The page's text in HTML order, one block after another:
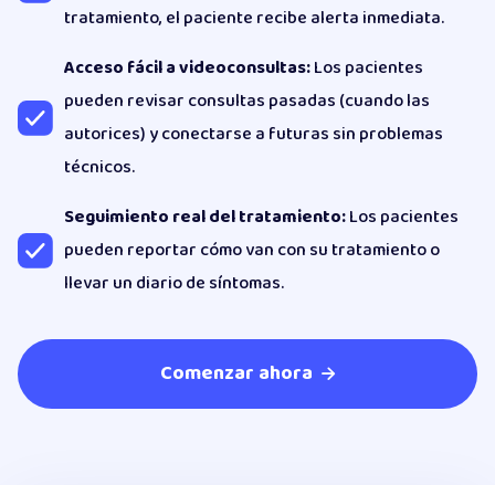
tratamiento, el paciente recibe alerta inmediata.
Acceso fácil a videoconsultas:Los pacientes
pueden revisar consultas pasadas (cuando las
autorices) y conectarse a futuras sin problemas
técnicos.
Seguimiento real del tratamiento:Los pacientes
pueden reportar cómo van con su tratamiento o
llevar un diario de síntomas.
Comenzar ahora 